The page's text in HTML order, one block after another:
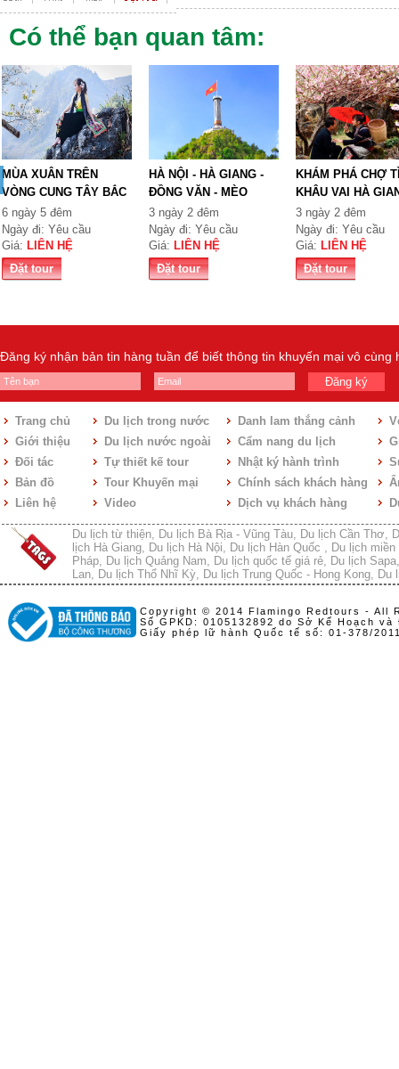
Có thể bạn quan tâm:
MÙA XUÂN TRÊN
VÒNG CUNG TÂY BẮC
TỔ QUỐ...
6 ngày 5 đêm
Ngày đi: Yêu cầu
Giá: LIÊN HỆ
Đặt tour
HÀ NỘI - HÀ GIANG -
ĐỒNG VĂN - MÈO
VẠC...
3 ngày 2 đêm
Ngày đi: Yêu cầu
Giá: LIÊN HỆ
Đặt tour
KHÁM PHÁ CHỢ
KHÂU VAI HÀ
3 ngày 2 đêm
Ngày đi: Yêu cầu
Giá: LIÊN HỆ
Đặt tour
Đăng ký nhận bản tin hàng tuần để biết thông tin khuyến mại vô cùng
Đăng ký
Trang chủ
Giới thiệu
Đối tác
Bản đồ
Liên hệ
Du lịch trong nước
Du lịch nước ngoài
Tự thiết kế tour
Tour Khuyến mại
Video
Danh lam thắng cảnh
Cẩm nang du lịch
Nhật ký hành trình
Chính sách khách hàng
Dịch vụ khách hàng
Du lịch từ thiện Du lịch Bà Rịa - Vũng Tàu Du lịch Cần Thơ
lịch Hà Giang
Du lịch Hà Nội Du lịch Hàn Quốc
Du lịch miền
Pháp
Du lịch Quảng Nam Du lịch quốc tế giá rẻ Du lịch Sapa
Lan
Du lịch Thổ Nhĩ Kỳ Du lịch Trung Quốc - Hong Kong Du
Copyright © 2014 Flamingo Redtours - All
Số GPKD: 0105132892 do Sở Kế Hoạch
Giấy phép lữ hành Quốc tế số: 01-378/